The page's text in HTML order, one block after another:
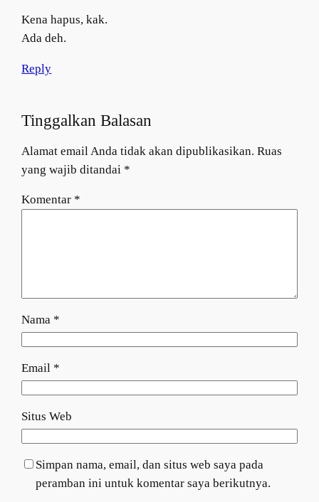
Kena hapus, kak.
Ada deh.
Reply
Tinggalkan Balasan
Alamat email Anda tidak akan dipublikasikan. Ruas
yang wajib ditandai *
Komentar *
Nama *
Email *
Situs Web
Simpan nama, email, dan situs web saya pada
peramban ini untuk komentar saya berikutnya.